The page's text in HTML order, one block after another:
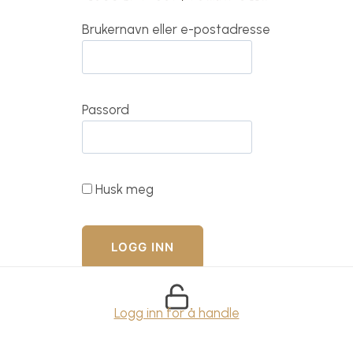
Brukernavn eller e-postadresse
Passord
Husk meg
Logg inn for å handle